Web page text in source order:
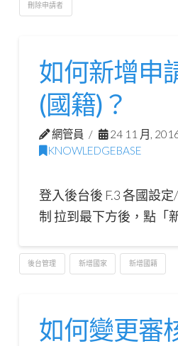
刪除申請者
如何新增申
(國籍)？
網管員
24 11 月,
KNOWLEDGEBASE
登入後台後 F.3 各國設
制 拉到最下方後，點「
後台管理 新增國家 新增國籍
如何變更審